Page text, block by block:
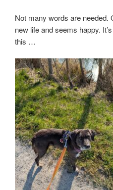
Not many words are needed.
new life and seems happy.
this …